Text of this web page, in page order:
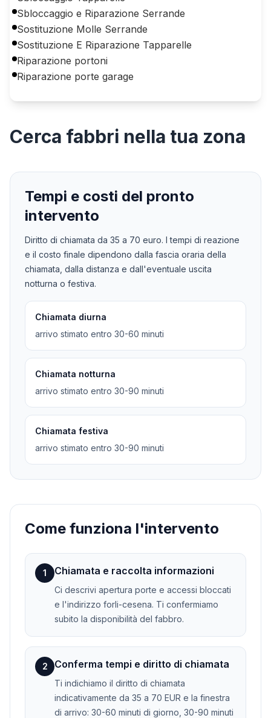
Sbloccaggio e Riparazione Serrande
Sostituzione Molle Serrande
Sostituzione E Riparazione Tapparelle
Riparazione portoni
Riparazione porte garage
Cerca fabbri nella tua zona
Tempi e costi del pronto
intervento
Diritto di chiamata da 35 a 70 euro. I tempi di reazione
e il costo finale dipendono dalla fascia oraria della
chiamata, dalla distanza e dall'eventuale uscita
notturna o festiva.
Chiamata diurna
arrivo stimato entro 30-60 minuti
Chiamata notturna
arrivo stimato entro 30-90 minuti
Chiamata festiva
arrivo stimato entro 30-90 minuti
Come funziona l'intervento
1 Chiamata e raccolta informazioni
Ci descrivi apertura porte e accessi bloccati
e l'indirizzo forli-cesena. Ti confermiamo
subito la disponibilità del fabbro.
2 Conferma tempi e diritto di chiamata
Ti indichiamo il diritto di chiamata
indicativamente da 35 a 70 EUR e la finestra
di arrivo: 30-60 minuti di giorno, 30-90 minuti